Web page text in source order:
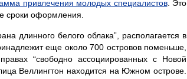
привлечения молодых специалистов. Это
сроки оформления.
длинного белого облака”, располагается в
еще около 700 островов поменьше,
“свободно ассоциированных с Новой
Веллингтон находится на Южном острове.